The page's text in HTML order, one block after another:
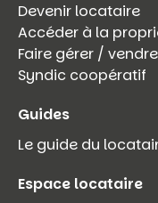
Devenir locataire
Accéder à la
Faire gérer /
Syndic coopératif
Guides
Le guide du
Espace locataire